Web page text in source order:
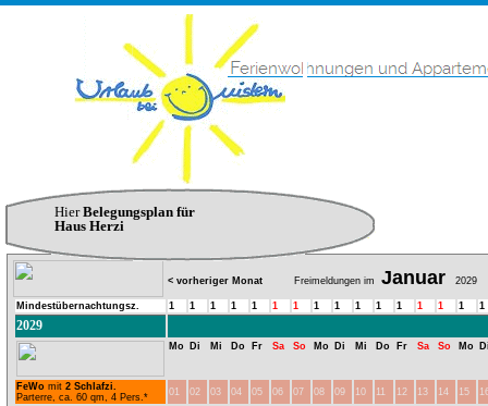
HierBelegungsplan für
Haus Herzi
< vorheriger Monat Freimeldungen im Januar 2029
Mindestübernachtungsz. 1 1 1 1 1 1 1 1 1 1 1 1 1 1 1 1
2029
Mo Di Mi Do Fr Sa So Mo Di Mi Do Fr Sa So Mo
FeWo mit 2 Schlafzi.
Parterre, ca. 60 qm, 4 Pers.*
01 02 03 04 05 06 07 08 09 10 11 12 13 14 15